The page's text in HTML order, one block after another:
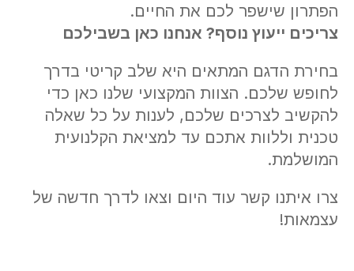
הפתרון שישפר לכם את החיים.
צריכים ייעוץ נוסף? אנחנו כאן בשבילכם
בחירת הדגם המתאים היא שלב קריטי בדרך
לחופש שלכם. הצוות המקצועי שלנו כאן כדי
להקשיב לצרכים שלכם, לענות על כל שאלה
טכנית וללוות אתכם עד למציאת הקלנועית
המושלמת.
צרו איתנו קשר עוד היום וצאו לדרך חדשה של
עצמאות!